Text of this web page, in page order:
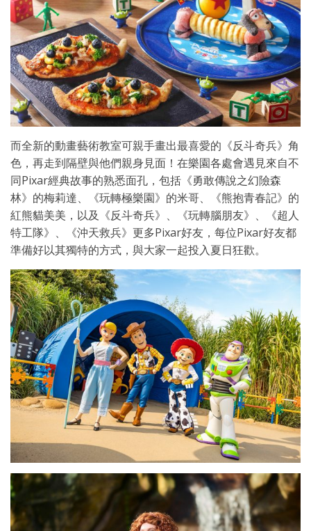
而全新的動畫藝術教室可親手畫出最喜愛的《反斗奇兵》角
色，再走到隔壁與他們親身見面！在樂園各處會遇見來自不
同Pixar經典故事的熟悉面孔，包括《勇敢傳說之幻險森
林》的梅莉達、《玩轉極樂園》的米哥、《熊抱青春記》的
紅熊貓美美，以及《反斗奇兵》、《玩轉腦朋友》、《超人
特工隊》、《沖天救兵》更多Pixar好友，每位Pixar好友都
準備好以其獨特的方式，與大家一起投入夏日狂歡。